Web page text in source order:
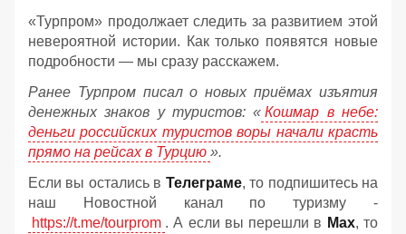
«Турпром» продолжает следить за развитием этой
невероятной истории. Как только появятся новые
подробности — мы сразу расскажем.
Ранее Турпром писал о новых приёмах изъятия
денежных знаков у туристов: « Кошмар в небе:
деньги российских туристов воры начали красть
прямо на рейсах в Турцию ».
Если вы остались в Телеграме, то подпишитесь на
наш Новостной канал по туризму -
https://t.me/tourprom . А если вы перешли в Мах, то